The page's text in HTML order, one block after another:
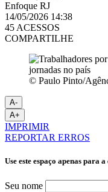
Enfoque RJ
14/05/2026 14:38
45 ACESSOS
COMPARTILHE
© Paulo Pinto/
A-
A+
IMPRIMIR
REPORTAR ERROS
Use este espaço apenas para
Seu nome